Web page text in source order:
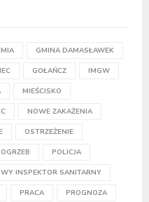
GMINA DAMASŁAWEK
GOŁAŃCZ IMGW
MIEŚCISKO
NOWE ZAKAŻENIA
OSTRZEŻENIE
POLICJA
INSPEKTOR SANITARNY
PRACA PROGNOZA